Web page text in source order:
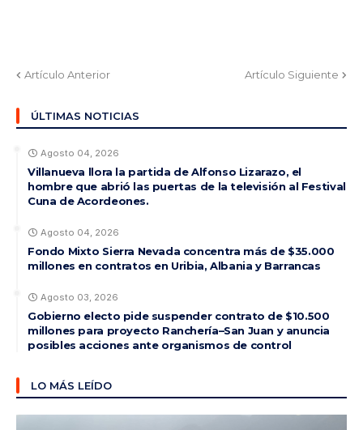
Artículo Anterior Artículo Siguiente
ÚLTIMAS NOTICIAS
Agosto 04, 2026
Villanueva llora la partida de Alfonso Lizarazo, el
hombre que abrió las puertas de la televisión al Festival
Cuna de Acordeones.
Agosto 04, 2026
Fondo Mixto Sierra Nevada concentra más de $35.000
millones en contratos en Uribia, Albania y Barrancas
Agosto 03, 2026
Gobierno electo pide suspender contrato de $10.500
millones para proyecto Ranchería–San Juan y anuncia
posibles acciones ante organismos de control
LO MÁS LEÍDO